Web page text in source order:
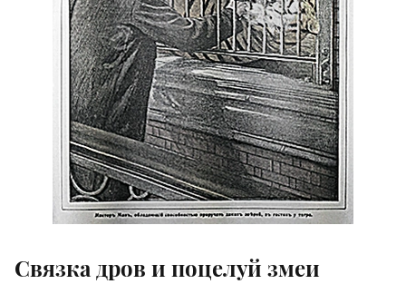
Связка дров и поцелуй змеи